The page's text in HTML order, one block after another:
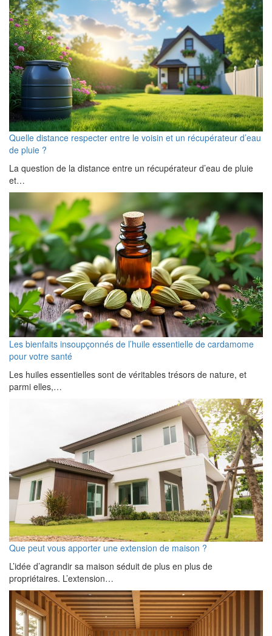
Quelle distance respecter entre le voisin et un récupérateur d’eau
de pluie ?
La question de la distance entre un récupérateur d’eau de pluie
et…
Les bienfaits insoupçonnés de l’huile essentielle de cardamome
pour votre santé
Les huiles essentielles sont de véritables trésors de nature, et
parmi elles,…
Que peut vous apporter une extension de maison ?
L’idée d’agrandir sa maison séduit de plus en plus de
propriétaires. L’extension…